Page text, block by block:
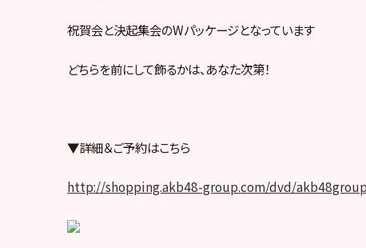
祝賀会と決起集会のWパッケージとなっています
どちらを前にして飾るかは、あなた次第！
▼詳細＆ご予約はこちら
http://shopping.akb48-group.com/dvd/